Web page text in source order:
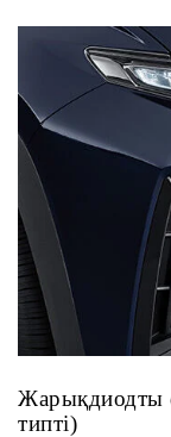
Жарықдиодты
типті)